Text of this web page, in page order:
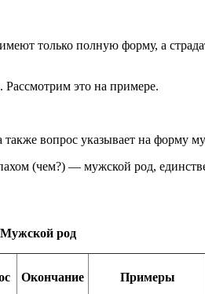
только полную форму, а
Рассмотрим это на примере.
вопрос указывает на форму
(чем?) — мужской род,
Мужской род
Окончание Примеры